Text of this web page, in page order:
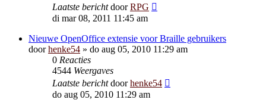
Laatste berichtdoorRPG
di mar 08, 2011 11:45 am
Nieuwe OpenOffice extensie voor Braille gebruikers
doorhenke54 » do aug 05, 2010 11:29 am
0 Reacties
4544 Weergaves
Laatste berichtdoorhenke54
do aug 05, 2010 11:29 am